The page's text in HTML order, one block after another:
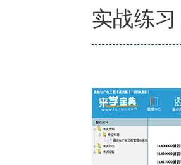
实战练习